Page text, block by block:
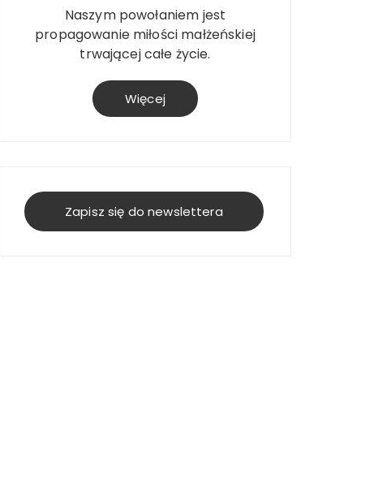
Naszym powołaniem jest
propagowanie miłości małżeńskiej
trwającej całe życie.
Więcej
Zapisz się do newslettera